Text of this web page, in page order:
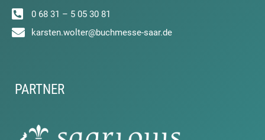
0 68 31 – 5 05 30 81
karsten.wolter@buchmesse-saar.de
PARTNER